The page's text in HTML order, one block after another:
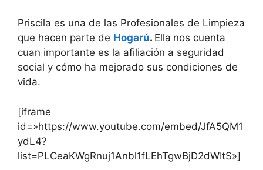
Priscila es una de las Profesionales de Limpieza
que hacen parte de Hogarú. Ella nos cuenta
cuan importante es la afiliación a seguridad
social y cómo ha mejorado sus condiciones de
vida.
[iframe
id=»https://www.youtube.com/embed/JfA5QM1
ydL4?
list=PLCeaKWgRnuj1Anbl1fLEhTgwBjD2dWItS»]